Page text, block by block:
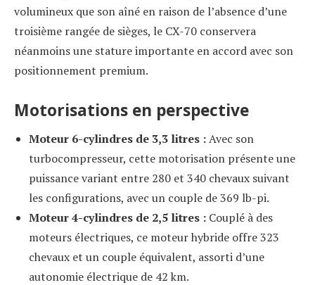
volumineux que son aîné en raison de l’absence d’une
troisième rangée de sièges, le CX-70 conservera
néanmoins une stature importante en accord avec son
positionnement premium.
Motorisations en perspective
Moteur 6-cylindres de 3,3 litres :Avec son
turbocompresseur, cette motorisation présente une
puissance variant entre 280 et 340 chevaux suivant
les configurations, avec un couple de 369 lb-pi.
Moteur 4-cylindres de 2,5 litres :Couplé à des
moteurs électriques, ce moteur hybride offre 323
chevaux et un couple équivalent, assorti d’une
autonomie électrique de 42 km.